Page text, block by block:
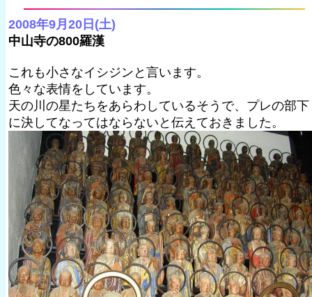
2008年9月20日(土)
中山寺の800羅漢
これも小さなイシジンと言います。
色々な表情をしています。
天の川の星たちをあらわしているそうで、プレの部下
に決してなってはならないと伝えておきました。